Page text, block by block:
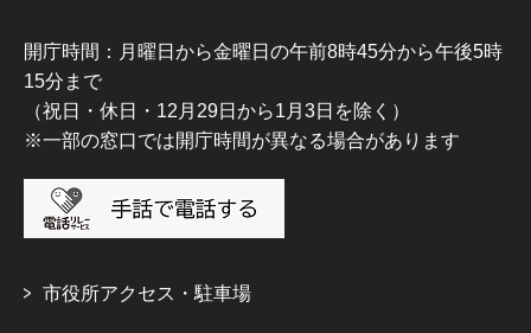
開庁時間：月曜日から金曜日の午前8時45分から午後5時
15分まで
（祝日・休日・12月29日から1月3日を除く）
※一部の窓口では開庁時間が異なる場合があります
市役所アクセス・駐車場